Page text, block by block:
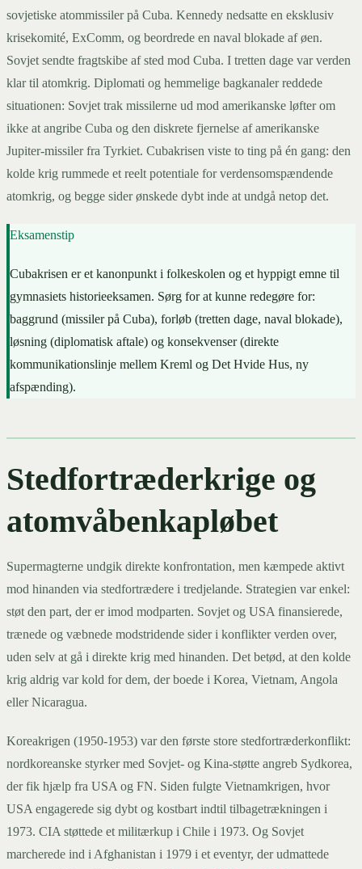
sovjetiske atommissiler på Cuba. Kennedy nedsatte en eksklusiv
krisekomité, ExComm, og beordrede en naval blokade af øen.
Sovjet sendte fragtskibe af sted mod Cuba. I tretten dage var verden
klar til atomkrig. Diplomati og hemmelige bagkanaler reddede
situationen: Sovjet trak missilerne ud mod amerikanske løfter om
ikke at angribe Cuba og den diskrete fjernelse af amerikanske
Jupiter-missiler fra Tyrkiet. Cubakrisen viste to ting på én gang: den
kolde krig rummede et reelt potentiale for verdensomspændende
atomkrig, og begge sider ønskede dybt inde at undgå netop det.
Eksamenstip
Cubakrisen er et kanonpunkt i folkeskolen og et hyppigt emne til
gymnasiets historieeksamen. Sørg for at kunne redegøre for:
baggrund (missiler på Cuba), forløb (tretten dage, naval blokade),
løsning (diplomatisk aftale) og konsekvenser (direkte
kommunikationslinje mellem Kreml og Det Hvide Hus, ny
afspænding).
Stedfortræderkrige og
atomvåbenkapløbet
Supermagterne undgik direkte konfrontation, men kæmpede aktivt
mod hinanden via stedfortrædere i tredjelande. Strategien var enkel:
støt den part, der er imod modparten. Sovjet og USA finansierede,
trænede og væbnede modstridende sider i konflikter verden over,
uden selv at gå i direkte krig med hinanden. Det betød, at den kolde
krig aldrig var kold for dem, der boede i Korea, Vietnam, Angola
eller Nicaragua.
Koreakrigen (1950-1953) var den første store stedfortræderkonflikt:
nordkoreanske styrker med Sovjet- og Kina-støtte angreb Sydkorea,
der fik hjælp fra USA og FN. Siden fulgte Vietnamkrigen, hvor
USA engagerede sig dybt og kostbart indtil tilbagetrækningen i
1973. CIA støttede et militærkup i Chile i 1973. Og Sovjet
marcherede ind i Afghanistan i 1979 i et eventyr, der udmattede